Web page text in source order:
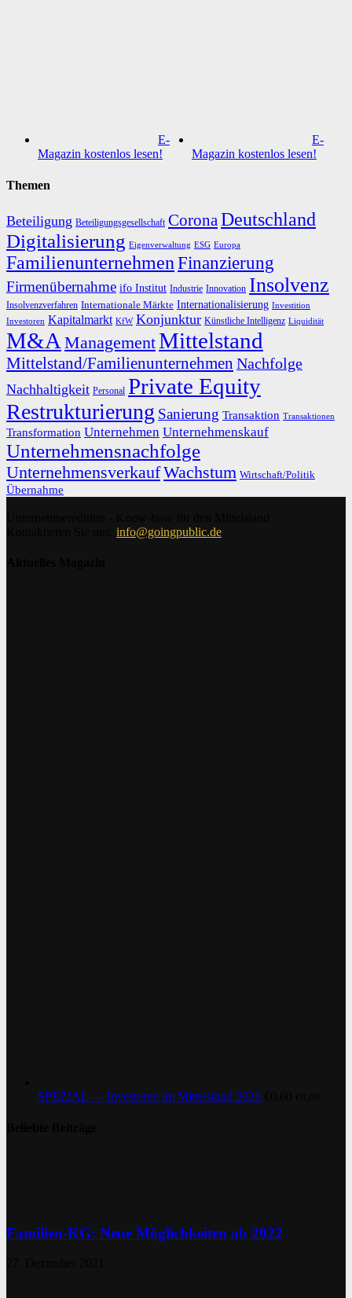
E-
Magazin kostenlos lesen!
E-
Magazin kostenlos lesen!
Themen
Beteiligung Beteiligungsgesellschaft Corona Deutschland
Digitalisierung Eigenverwaltung ESG Europa
Familienunternehmen Finanzierung
Firmenübernahme ifo Institut Industrie Innovation Insolvenz
Insolvenzverfahren Internationale Märkte Internationalisierung Investition
Investoren Kapitalmarkt KfW Konjunktur Künstliche Intelligenz Liquidität
M&A ManagementMittelstand
Mittelstand/Familienunternehmen Nachfolge
Nachhaltigkeit Personal Private Equity
Restrukturierung Sanierung Transaktion Transaktionen
Transformation Unternehmen Unternehmenskauf
Unternehmensnachfolge
UnternehmensverkaufWachstum Wirtschaft/Politik
Übernahme
info@goingpublic.de
SPEZIAL — Investoren im Mittelstand 2026
Familien-KG: Neue Möglichkeiten ab 2022